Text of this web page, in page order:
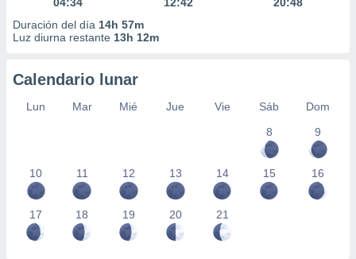
Duración del día 14h 57m
Luz diurna restante 13h 12m
Calendario lunar
Lun Mar Mié Jue Vie Sáb
Dom
8
9
10 11 12 13 14 15 16
17 18 19 20 21